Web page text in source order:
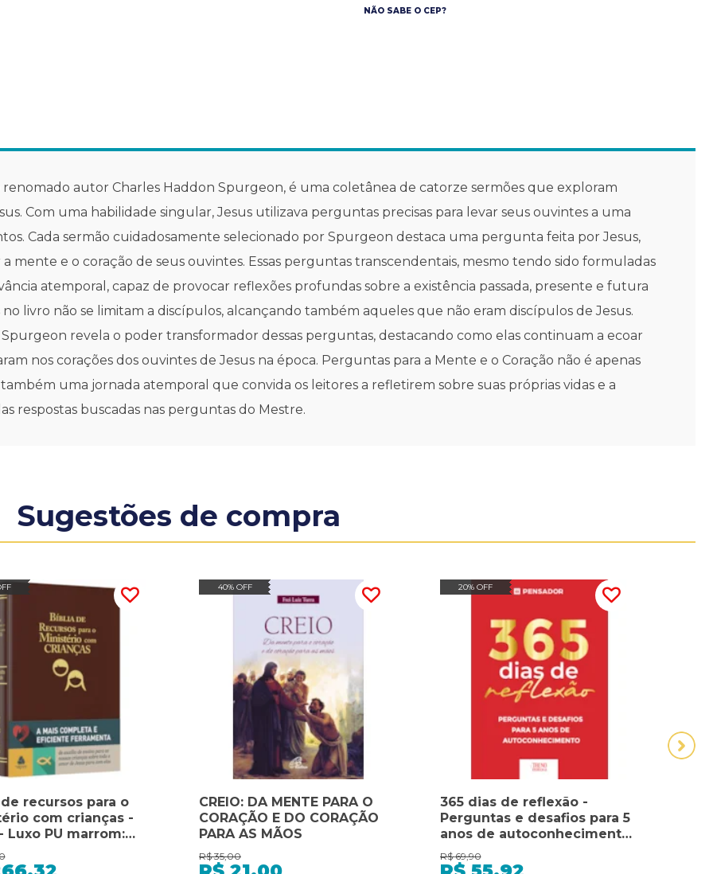
NÃO SABE O CEP?
autor Charles Haddon Spurgeon, é uma coletânea de catorze sermões que exploram
Com uma habilidade singular, Jesus utilizava perguntas precisas para levar seus ouvintes a uma
Cada sermão cuidadosamente selecionado por Spurgeon destaca uma pergunta feita por Jesus,
mente e o coração de seus ouvintes. Essas perguntas transcendentais, mesmo tendo sido formuladas
atemporal, capaz de provocar reflexões profundas sobre a existência passada, presente e futura
livro não se limitam a discípulos, alcançando também aqueles que não eram discípulos de Jesus.
revela o poder transformador dessas perguntas, destacando como elas continuam a ecoar
nos corações dos ouvintes de Jesus na época. Perguntas para a Mente e o Coração não é apenas
uma jornada atemporal que convida os leitores a refletirem sobre suas próprias vidas e a
respostas buscadas nas perguntas do Mestre.
Sugestões de compra
recursos para o
com crianças -
Luxo PU marrom:
de auxílio de
para as nossas
40% OFF
CREIO: DA MENTE PARA O
CORAÇÃO E DO CORAÇÃO
PARA AS MÃOS
R$ 35,00
20% OFF
365 dias de reflexão -
Perguntas e desafios para 5
anos de autoconhecimento:
Perguntas e desafios para 5
anos de autoconhecimento
R$ 69,90